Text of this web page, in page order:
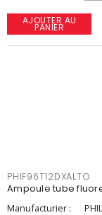
AJOUTER AU
PANIER
PHIF96T12DXALTO
Ampoule tube
Manufacturier :